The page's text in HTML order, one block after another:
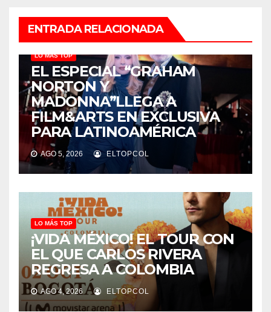
ENTRADA RELACIONADA
LO MÁS TOP
EL ESPECIAL “GRAHAM
NORTON Y
MADONNA”LLEGA A
FILM&ARTS EN EXCLUSIVA
PARA LATINOAMÉRICA
AGO 5, 2026 ELTOPCOL
LO MÁS TOP
¡VIDA MÉXICO! EL TOUR CON
EL QUE CARLOS RIVERA
REGRESA A COLOMBIA
AGO 4, 2026 ELTOPCOL